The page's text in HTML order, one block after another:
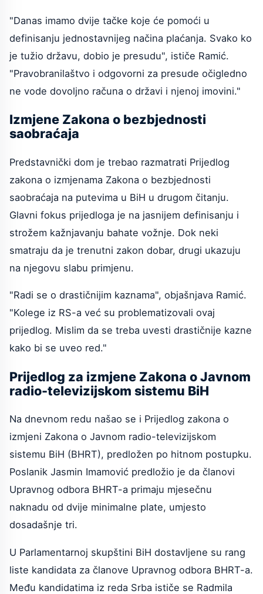
"Danas imamo dvije tačke koje će pomoći u
definisanju jednostavnijeg načina plaćanja. Svako ko
je tužio državu, dobio je presudu", ističe Ramić.
"Pravobranilaštvo i odgovorni za presude očigledno
ne vode dovoljno računa o državi i njenoj imovini."
Izmjene Zakona o bezbjednosti
saobraćaja
Predstavnički dom je trebao razmatrati Prijedlog
zakona o izmjenama Zakona o bezbjednosti
saobraćaja na putevima u BiH u drugom čitanju.
Glavni fokus prijedloga je na jasnijem definisanju i
strožem kažnjavanju bahate vožnje. Dok neki
smatraju da je trenutni zakon dobar, drugi ukazuju
na njegovu slabu primjenu.
"Radi se o drastičnijim kaznama", objašnjava Ramić.
"Kolege iz RS-a već su problematizovali ovaj
prijedlog. Mislim da se treba uvesti drastičnije kazne
kako bi se uveo red."
Prijedlog za izmjene Zakona o Javnom
radio-televizijskom sistemu BiH
Na dnevnom redu našao se i Prijedlog zakona o
izmjeni Zakona o Javnom radio-televizijskom
sistemu BiH (BHRT), predložen po hitnom postupku.
Poslanik Jasmin Imamović predložio je da članovi
Upravnog odbora BHRT-a primaju mjesečnu
naknadu od dvije minimalne plate, umjesto
dosadašnje tri.
U Parlamentarnoj skupštini BiH dostavljene su rang
liste kandidata za članove Upravnog odbora BHRT-a.
Među kandidatima iz reda Srba ističe se Radmila